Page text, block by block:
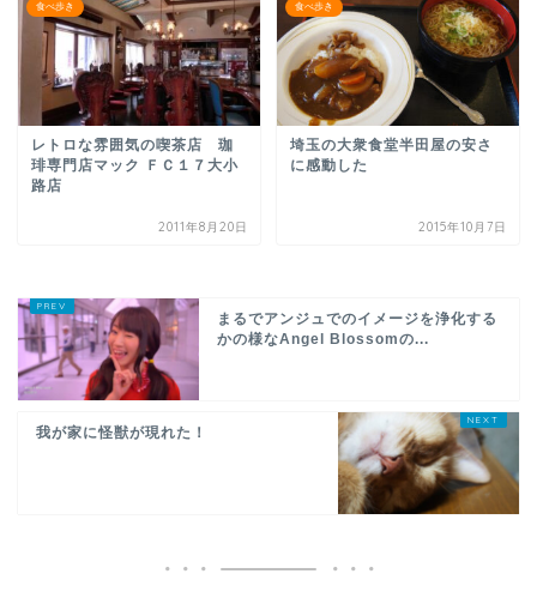
食べ歩き
レトロな雰囲気の喫茶店 珈
琲専門店マック ＦＣ１７大小
路店
2011年8月20日
食べ歩き
埼玉の大衆食堂半田屋の安さ
に感動した
2015年10月7日
まるでアンジュでのイメージを浄化する
かの様なAngel Blossomの...
我が家に怪獣が現れた！